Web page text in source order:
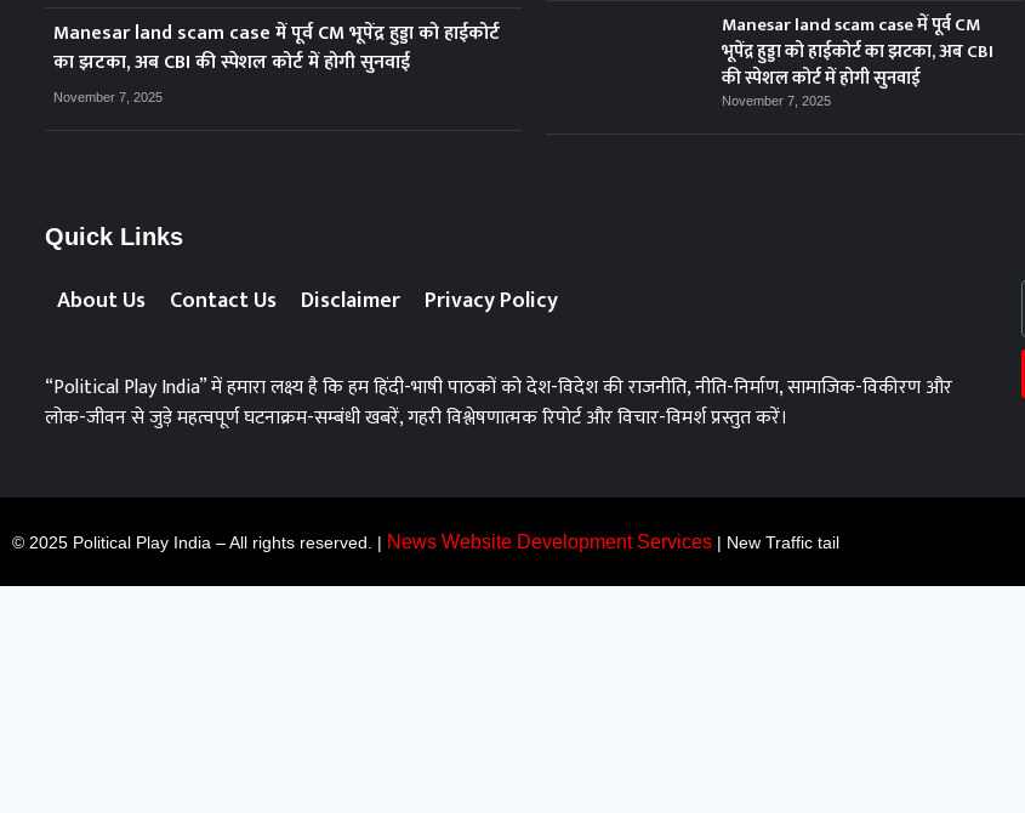
Manesar land scam case में पूर्व CM भूपेंद्र हुड्डा को हाईकोर्ट
का झटका, अब CBI की स्पेशल कोर्ट में होगी सुनवाई
November 7, 2025
Manesar land scam case में पूर्व CM
भूपेंद्र हुड्डा को हाईकोर्ट का झटका, अब CBI
की स्पेशल कोर्ट में होगी सुनवाई
November 7, 2025
Quick Links
About Us Contact Us Disclaimer Privacy Policy
“Political Play India” में हमारा लक्ष्य है कि हम हिंदी-भाषी पाठकों को देश-विदेश की राजनीति, नीति-निर्माण, सामाजिक-विकीरण और
लोक-जीवन से जुड़े महत्वपूर्ण घटनाक्रम-सम्बंधी खबरें, गहरी विश्लेषणात्मक रिपोर्ट और विचार-विमर्श प्रस्तुत करें।
© 2025 Political Play India – All rights reserved. | News Website Development Services | New Traffic tail